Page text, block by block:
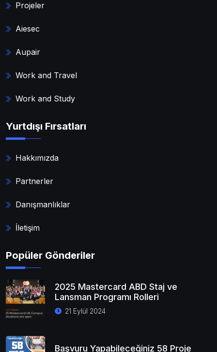
Projeler
Aiesec
Aupair
Work and Travel
Work and Study
Yurtdışı Fırsatları
Hakkımızda
Partnerler
Danışmanlıklar
İletişim
Popüler Gönderiler
2025 Mastercard ABD Staj ve
Lansman Programı Rolleri
21 Eylül 2024
Başvuru Yapabileceğiniz 58 Proje